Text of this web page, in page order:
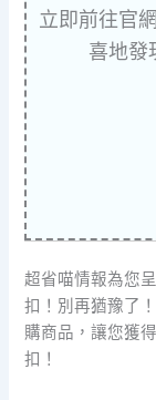
立即前往官
喜地發
超省喵情報為您
扣！別再猶豫了
購商品，讓您獲
扣！